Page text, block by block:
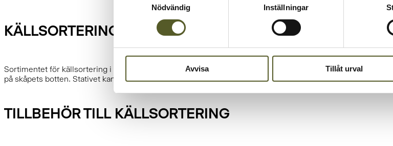
Nödvändig
Inställningar
Avvisa Tillåt urval
KÄLLSORTERING I SKÅP
Sortimentet för källsortering i skåp bygger också på samma systemtänkande. Källsorteringen som
på skåpets botten. Stativet kan användas med samma uppsättning hinkar och andra tillbehör som passar
TILLBEHÖR TILL KÄLLSORTERING